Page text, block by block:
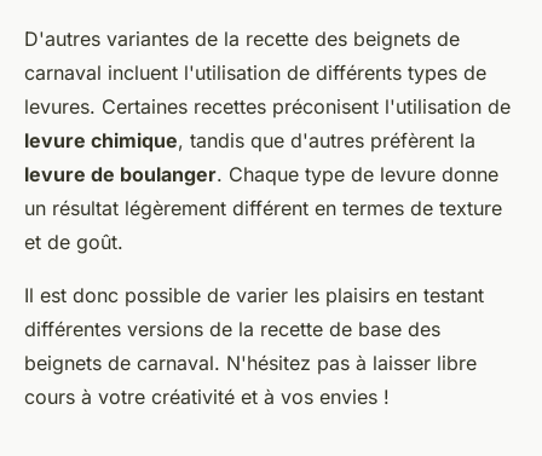
D'autres variantes de la recette des beignets de
carnaval incluent l'utilisation de différents types de
levures. Certaines recettes préconisent l'utilisation de
levure chimique, tandis que d'autres préfèrent la
levure de boulanger. Chaque type de levure donne
un résultat légèrement différent en termes de texture
et de goût.
Il est donc possible de varier les plaisirs en testant
différentes versions de la recette de base des
beignets de carnaval. N'hésitez pas à laisser libre
cours à votre créativité et à vos envies !